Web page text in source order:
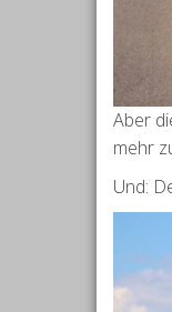
Aber
mehr
Und: